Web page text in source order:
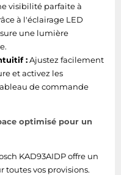
visibilité parfaite à
à l'éclairage LED
une lumière
:Ajustez facilement
et activez les
de commande
optimisé pour un
KAD93AIDP offre un
vos provisions.